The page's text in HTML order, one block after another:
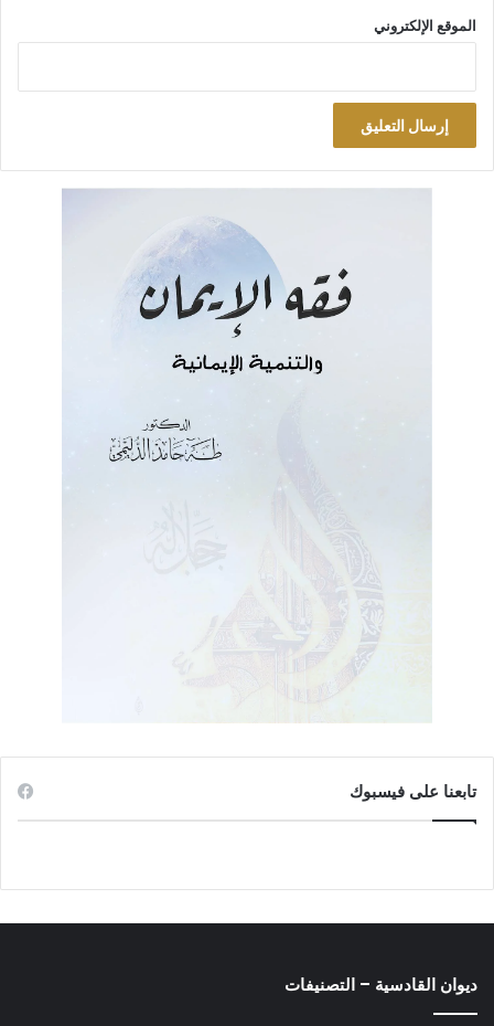
الفرس هم مخترعو التشيع الفارسي ومنظرو فكرته وحملة
أما القول بأن مخترع التشيع يهودي هو عبد الله بن سبأ، وليس
الموقع الإلكتروني
تابعنا على فيسبوك
ديوان القادسية – التصنيفات